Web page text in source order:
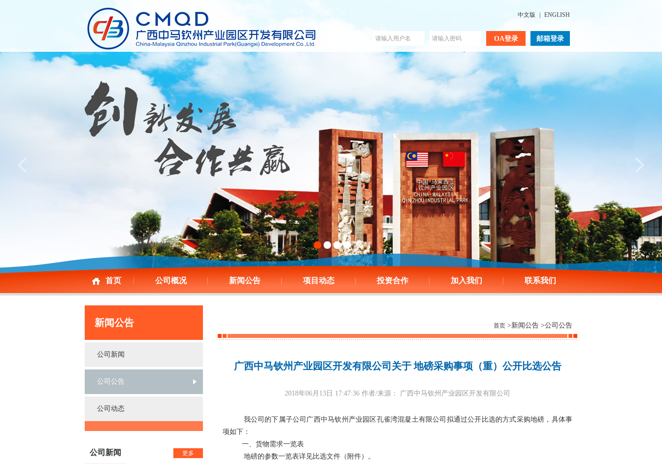
中文版 ENGLISH
首页 公司概况 新闻公告 项目动态 投资合作 加入我们 联系我们
新闻公告
公司新闻
公司公告
公司动态
公司新闻 更多
首页 >新闻公告 >公司公告
广西中马钦州产业园区开发有限公司关于 地磅采购事项（重）公开比选公告
2018年06月13日 17:47:36 作者/来源： 广西中马钦州产业园区开发有限公司
我公司的下属子公司广西中马钦州产业园区孔雀湾混凝土有限公司 拟通过公开比选的方式采购地磅 ，具体事
项如下：
一、货物需求一览表
地磅的参数一览表详见比选文件（附件）。